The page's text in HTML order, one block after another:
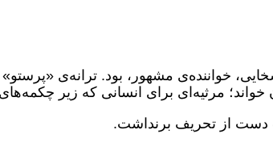
خواننده‌ی مشهور، بود. ترانه‌ی «پرستو»
مرثیه‌ای برای انسانی که زیر
دست از تحریف برنداشت.